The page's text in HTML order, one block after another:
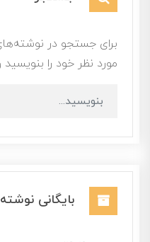
برای جستجو در
مورد نظر خود را
بایگانی